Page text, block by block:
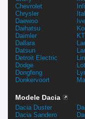
Chevrolet
Chrysler
Daewoo
Daihatsu
Daimler
Dallara
Datsun
Detroit Electric
Dodge
Dongfeng
Donkervoort
Modele Dacia
Dacia Duster
Dacia Sandero